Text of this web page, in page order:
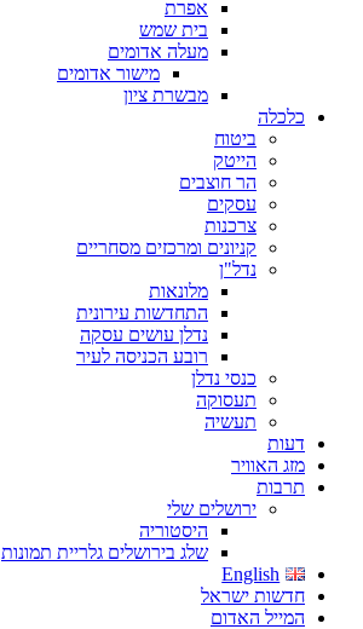
אפרת
בית שמש
מעלה אדומים
מישור אדומים
מבשרת ציון
כלכלה
ביטוח
הייטק
הר חוצבים
עסקים
צרכנות
קניונים ומרכזים מסחריים
נדל"ן
מלונאות
התחדשות עירונית
נדלן עושים עסקה
רובע הכניסה לעיר
כנסי נדלן
תעסוקה
תעשיה
דעות
מזג האוויר
תרבות
ירושלים שלי
היסטוריה
שלג בירושלים גלריית תמונות
English
חדשות ישראל
המייל האדום